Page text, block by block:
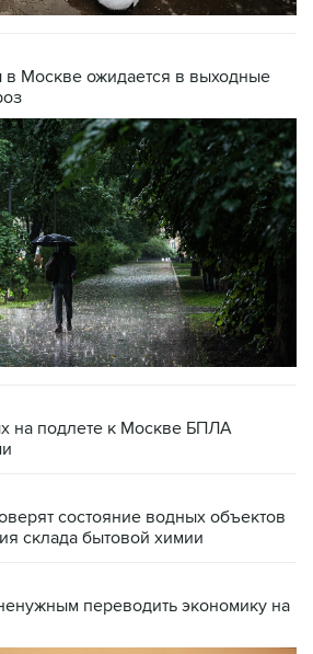
Москве ожидается в выходные
на подлете к Москве БПЛА
состояние водных объектов
склада бытовой химии
переводить экономику на